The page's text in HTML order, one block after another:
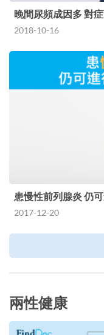
晚間尿頻成因多 對
2018-10-16
患慢性前列腺炎 仍
2017-12-20
兩性健康